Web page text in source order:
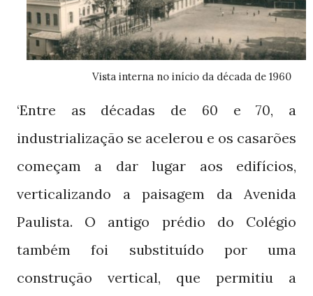
Vista interna no início da década de 1960
‘Entre as décadas de 60 e70, a
industrialização se acelerou e os casarões
começam a dar lugar aos edifícios,
verticalizando a paisagem da Avenida
Paulista. O antigo prédio do Colégio
também foi substituído por uma
construção vertical, que permitiu a